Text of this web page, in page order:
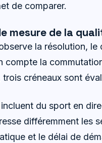
de comparer.
mesure de la
la résolution,
compte la
trois créneaux sont
du sport en
différemment les
et le délai de